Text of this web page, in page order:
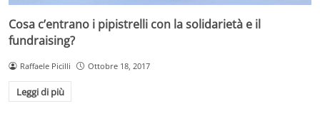
Cosa c’entrano i pipistrelli con la solidarietà e il
fundraising?
Raffaele Picilli Ottobre 18, 2017
Leggi di più